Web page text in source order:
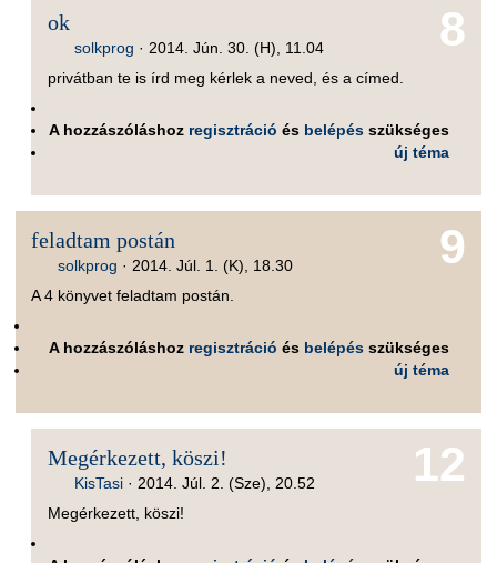
8
ok
solkprog · 2014. Jún. 30. (H), 11.04
privátban te is írd meg kérlek a neved, és a címed.
A hozzászóláshoz regisztráció és belépés szükséges
új téma
9
feladtam postán
solkprog · 2014. Júl. 1. (K), 18.30
A 4 könyvet feladtam postán.
A hozzászóláshoz regisztráció és belépés szükséges
új téma
12
Megérkezett, köszi!
KisTasi· 2014. Júl. 2. (Sze), 20.52
Megérkezett, köszi!